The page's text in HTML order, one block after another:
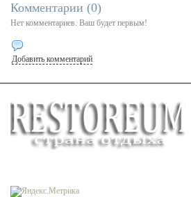
Комментарии (0)
Нет комментариев. Ваш будет первым!
Добавить комментарий